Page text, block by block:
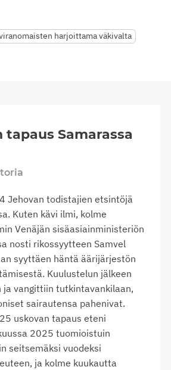
harjoittama väkivalta
tapaus Samarassa
Jehovan todistajien etsintöjä
Kuten kävi ilmi, kolme
Venäjän sisäasiainministeriön
nosti rikossyytteen Samvel
syyttäen häntä äärijärjestön
Kuulustelun jälkeen
vangittiin tutkintavankilaan,
sairautensa pahenivat.
uskovan tapaus eteni
2025 tuomioistuin
seitsemäksi vuodeksi
ja kolme kuukautta